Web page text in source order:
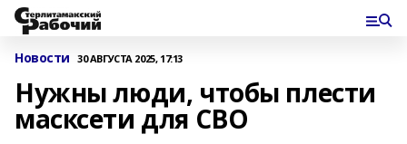
Новости 30 АВГУСТА 2025, 17:13
Нужны люди, чтобы плести
масксети для СВО